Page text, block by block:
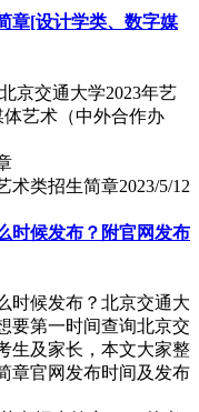
章[设计学类、数字媒
京交通大学2023年艺
艺术（中外合作办
术类招生简章2023/5/12
时候发布？附官网发布
时候发布？北京交通大
要第一时间查询北京交
生及家长，本文大家整
章官网发布时间及发布